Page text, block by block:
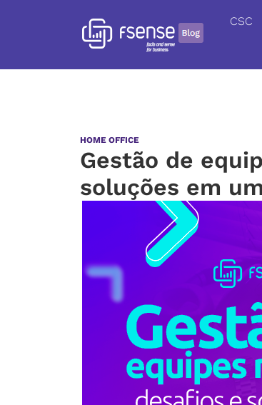
CSC
HOME OFFICE
Gestão de
soluções em